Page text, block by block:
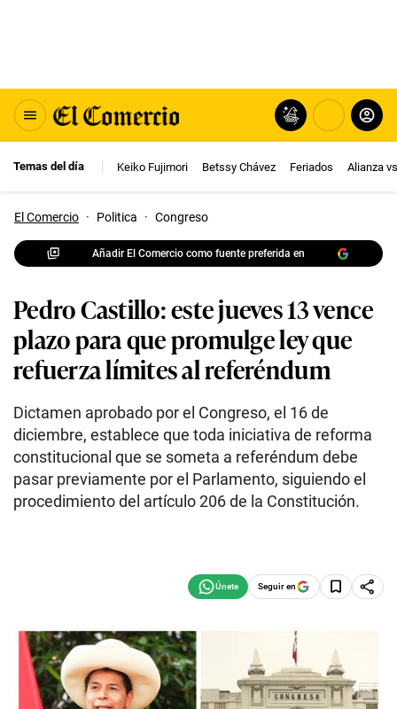
Temas del día Keiko Fujimori Betssy Chávez Feriados Alianza
El Comercio · Politica · Congreso
Añadir El Comercio como fuente preferida en
Pedro Castillo: este jueves 13 vence
plazo para que promulge ley que
refuerza límites al referéndum
Dictamen aprobado por el Congreso, el 16 de
diciembre, establece que toda iniciativa de reforma
constitucional que se someta a referéndum debe
pasar previamente por el Parlamento, siguiendo el
procedimiento del artículo 206 de la Constitución.
Seguir en